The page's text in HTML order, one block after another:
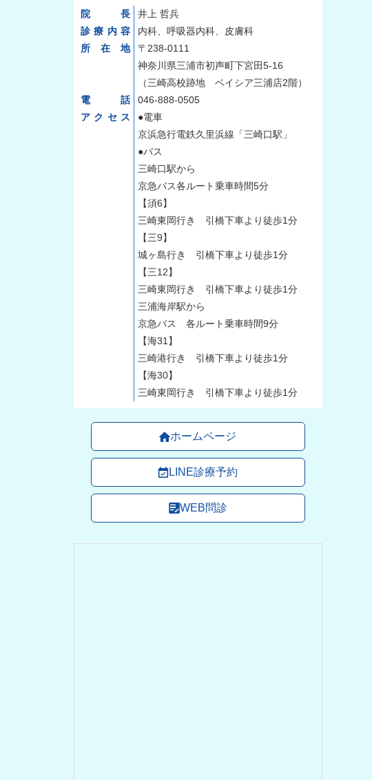
院長
井上 哲兵
診療内容
内科、呼吸器内科、皮膚科
所在地
〒238-0111
神奈川県三浦市初声町下宮田5-16
（三崎高校跡地 ベイシア三浦店2階）
電話
046-888-0505
アクセス
●電車
京浜急行電鉄久里浜線「三崎口駅」
●バス
三崎口駅から
京急バス各ルート乗車時間5分
【須6】
三崎東岡行き 引橋下車より徒歩1分
【三9】
城ヶ島行き 引橋下車より徒歩1分
【三12】
三崎東岡行き 引橋下車より徒歩1分
三浦海岸駅から
京急バス 各ルート乗車時間9分
【海31】
三崎港行き 引橋下車より徒歩1分
【海30】
三崎東岡行き 引橋下車より徒歩1分
ホームページ
LINE診療予約
WEB問診